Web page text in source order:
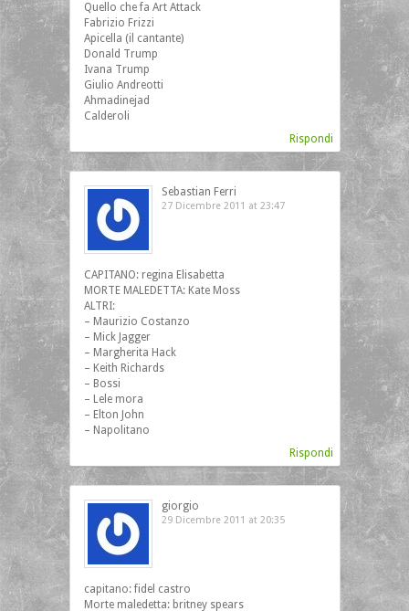
Quello che fa Art Attack
Fabrizio Frizzi
Apicella (il cantante)
Donald Trump
Ivana Trump
Giulio Andreotti
Ahmadinejad
Calderoli
Rispondi
Sebastian Ferri
27 Dicembre 2011 at 23:47
CAPITANO: regina Elisabetta
MORTE MALEDETTA: Kate Moss
ALTRI:
– Maurizio Costanzo
– Mick Jagger
– Margherita Hack
– Keith Richards
– Bossi
– Lele mora
– Elton John
– Napolitano
Rispondi
giorgio
29 Dicembre 2011 at 20:35
capitano: fidel castro
Morte maledetta: britney spears